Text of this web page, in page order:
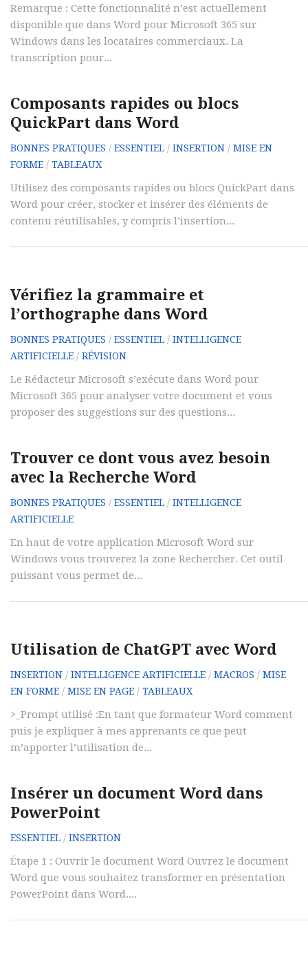
Remarque : Cette fonctionnalité n’est actuellement
disponible que dans Word pour Microsoft 365 sur
Windows dans les locataires commerciaux. La
transcription pour...
Composants rapides ou blocs
QuickPart dans Word
BONNES PRATIQUES / ESSENTIEL / INSERTION / MISE EN
FORME / TABLEAUX
Utilisez des composants rapides ou blocs QuickPart dans
Word pour créer, stocker et insérer des éléments de
contenu réutilisables, y compris l’insertion...
Vérifiez la grammaire et
l’orthographe dans Word
BONNES PRATIQUES / ESSENTIEL / INTELLIGENCE
ARTIFICIELLE / RÉVISION
Le Rédacteur Microsoft s’exécute dans Word pour
Microsoft 365 pour analyser votre document et vous
proposer des suggestions sur des questions...
Trouver ce dont vous avez besoin
avec la Recherche Word
BONNES PRATIQUES / ESSENTIEL / INTELLIGENCE
ARTIFICIELLE
En haut de votre application Microsoft Word sur
Windows vous trouverez la zone Rechercher. Cet outil
puissant vous permet de...
Utilisation de ChatGPT avec Word
INSERTION / INTELLIGENCE ARTIFICIELLE / MACROS / MISE
EN FORME / MISE EN PAGE / TABLEAUX
>_Prompt utilisé :En tant que formateur Word comment
puis je expliquer à mes apprenants ce que peut
m’apporter l’utilisation de...
Insérer un document Word dans
PowerPoint
ESSENTIEL / INSERTION
Étape 1 : Ouvrir le document Word Ouvrez le document
Word que vous souhaitez transformer en présentation
PowerPoint dans Word....